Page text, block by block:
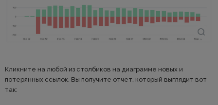
Кликните на любой из столбиков на диаграмме новых и
потерянных ссылок. Вы получите отчет, который выглядит вот
так: